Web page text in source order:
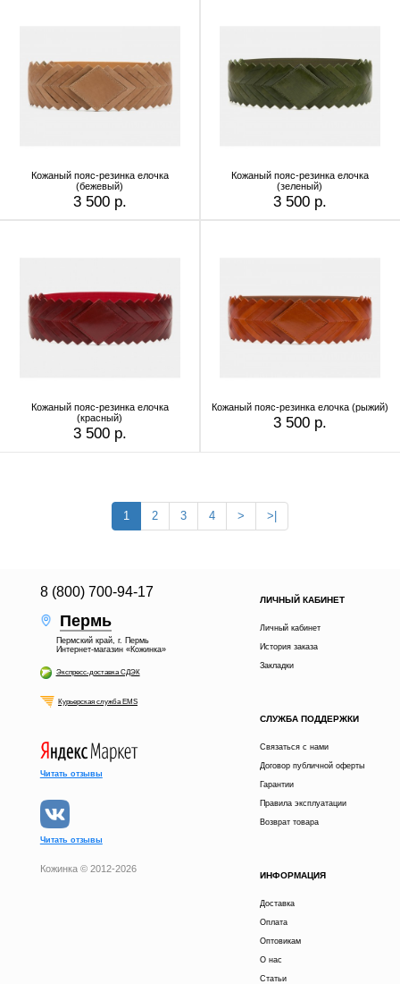
Кожаный пояс-резинка елочка
(бежевый)
3 500 р.
Кожаный пояс-резинка елочка
(зеленый)
3 500 р.
Кожаный пояс-резинка елочка
(красный)
3 500 р.
Кожаный пояс-резинка елочка (рыжий)
3 500 р.
1 2 3 4 > >|
8 (800) 700-94-17
Пермь
Пермский край, г. Пермь
Интернет-магазин «Кожинка»
Экспресс-доставка СДЭК
Курьерская служба EMS
ЛИЧНЫЙ КАБИНЕТ
Личный кабинет
История заказа
Закладки
СЛУЖБА ПОДДЕРЖКИ
Связаться с нами
Договор публичной оферты
Гарантии
Правила эксплуатации
Возврат товара
ИНФОРМАЦИЯ
Доставка
Оплата
Оптовикам
О нас
Статьи
Читать отзывы
Читать отзывы
Кожинка © 2012-2026